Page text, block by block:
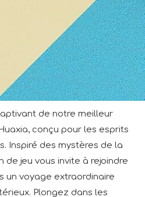
de notre meilleur
conçu pour les esprits
Inspiré des mystères de la
jeu vous invite à rejoindre
un voyage extraordinaire
Plongez dans les